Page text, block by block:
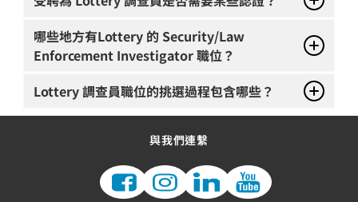
哪些地方有Lottery 的 Security/Law
Enforcement Investigator 職位？
Lottery 調查員職位的挑選過程包含哪些？
與我們連繫